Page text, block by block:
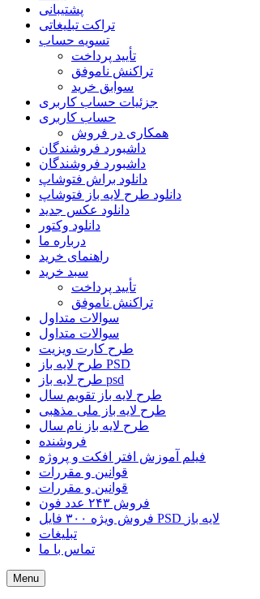
پشتیبانی
تراکت تبلیغاتی
تسویه حساب
تأیید پرداخت
تراکنش ناموفق
سوابق خرید
جزئیات حساب کاربری
حساب کاربری
همکاری در فروش
داشبورد فروشندگان
داشبورد فروشندگان
دانلود براش فتوشاپ
دانلود طرح لایه باز فتوشاپ
دانلود عکس جدید
دانلود وکتور
درباره ما
راهنمای خرید
سبد خرید
تأیید پرداخت
تراکنش ناموفق
سوالات متداول
سوالات متداول
طرح کارت ویزیت
طرح لایه باز PSD
طرح لایه باز psd
طرح لایه باز تقویم سال
طرح لایه باز ملی مذهبی
طرح لایه باز نام سال
فروشنده
فیلم آموزش افتر افکت و پروژه
قوانین و مقررات
قوانین و مقررات
فروش ۲۴۳ عدد فون
فروش ویژه ۳۰۰ فایل PSD لایه باز
تبلیغات
تماس با ما
Menu